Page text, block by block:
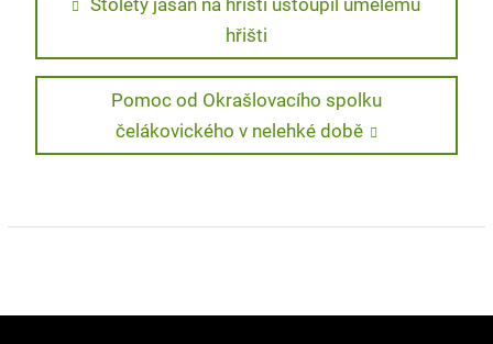
příspěvek
Stoletý jasan na hřišti ustoupil umělému
hřišti
Next
post:
Pomoc od Okrašlovacího spolku
čelákovického v nelehké době